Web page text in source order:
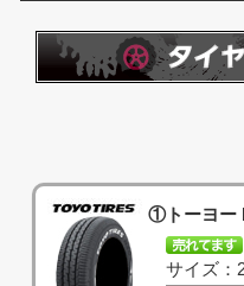
①トーヨー
サイズ：